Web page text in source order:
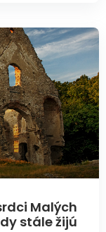
Malých
stále žijú